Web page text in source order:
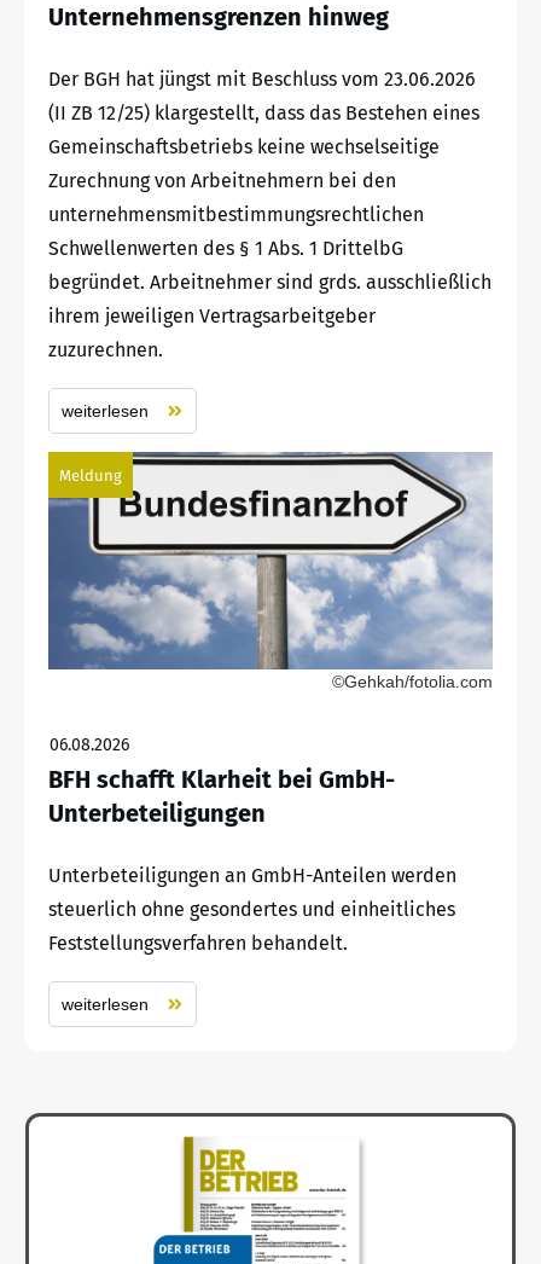
Unternehmensgrenzen hinweg
Der BGH hat jüngst mit Beschluss vom 23.06.2026
(II ZB 12/25) klargestellt, dass das Bestehen eines
Gemeinschaftsbetriebs keine wechselseitige
Zurechnung von Arbeitnehmern bei den
unternehmensmitbestimmungsrechtlichen
Schwellenwerten des § 1 Abs. 1 DrittelbG
begründet. Arbeitnehmer sind grds. ausschließlich
ihrem jeweiligen Vertragsarbeitgeber
zuzurechnen.
weiterlesen
Meldung
©Gehkah/fotolia.com
06.08.2026
BFH schafft Klarheit bei GmbH-
Unterbeteiligungen
Unterbeteiligungen an GmbH-Anteilen werden
steuerlich ohne gesondertes und einheitliches
Feststellungsverfahren behandelt.
weiterlesen